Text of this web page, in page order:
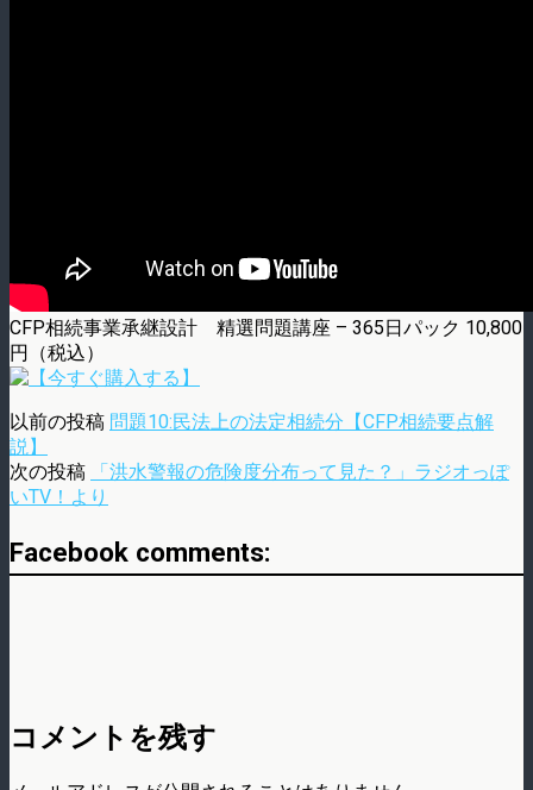
CFP相続事業承継設計 精選問題講座 – 365日パック 10,800
円（税込）
以前の投稿 問題10:民法上の法定相続分【CFP相続要点解
説】
次の投稿
「洪水警報の危険度分布って見た？」ラジオっぽ
いTV！より
Facebook comments:
コメントを残す